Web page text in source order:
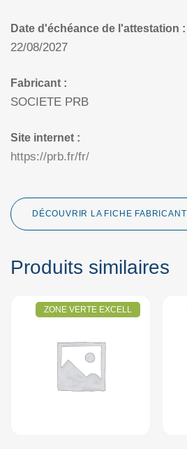
Date d'échéance de l'attestation :
22/08/2027
Fabricant :
SOCIETE PRB
Site internet :
https://prb.fr/fr/
DÉCOUVRIR LA FICHE FABRICANT
Produits similaires
ZONE VERTE EXCELL